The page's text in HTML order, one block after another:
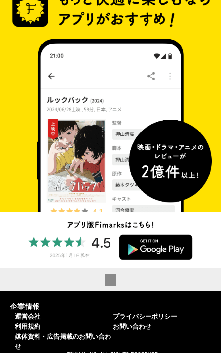
企業情報
運営会社
利用規約
媒体資料・広告掲載のお問い合わ
せ
プライバシーポリシー
お問い合わせ